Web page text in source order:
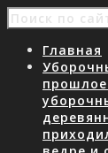
Главная